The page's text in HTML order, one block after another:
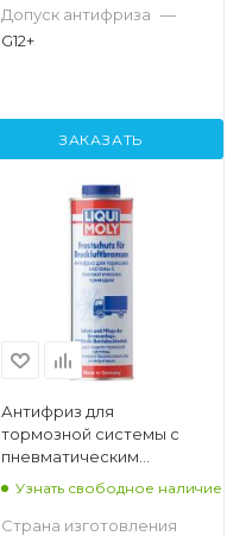
Допуск антифриза —
G12+
ЗАКАЗАТЬ
Антифриз для
тормозной системы с
пневматическим
приводом Liqui Moly
Druckluftbremsen, 1л
Узнать свободное наличие
Страна изготовления